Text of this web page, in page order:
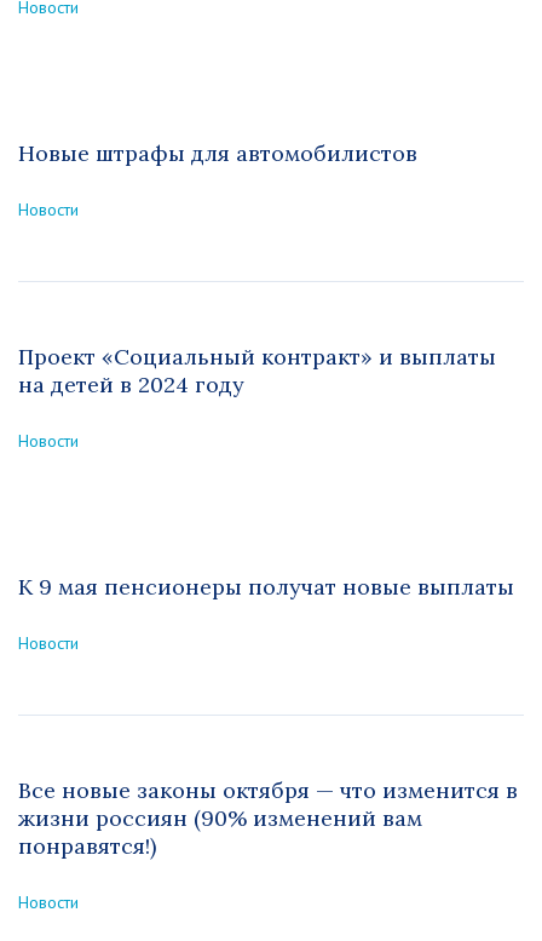
Новости
Новые штрафы для автомобилистов
Новости
Проект «Социальный контракт» и выплаты
на детей в 2024 году
Новости
К 9 мая пенсионеры получат новые выплаты
Новости
Все новые законы октября — что изменится в
жизни россиян (90% изменений вам
понравятся!)
Новости